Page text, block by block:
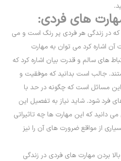
های فردی:
در زندگی هر فردی پر رنگ است و می
آن اشاره کرد می توان به مهارت
های سالم و قدرت بیان اشاره کرد که
جالب است بدانید که موفقیت و
این مسائل است که چگونه در حد با
شود. شاید نیاز به تفصیل این
دانید که این مهارت ها چه تاثیراتی
از مواقع ضرورت های آن را نیز
بردن مهارت های فردی در زندگی